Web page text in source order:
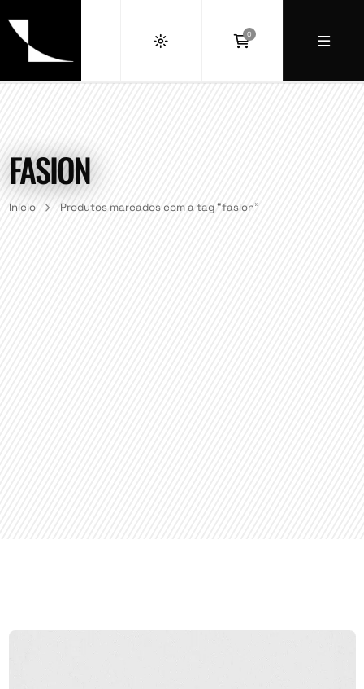
0
FASION
Início Produtos marcados com a tag “fasion”